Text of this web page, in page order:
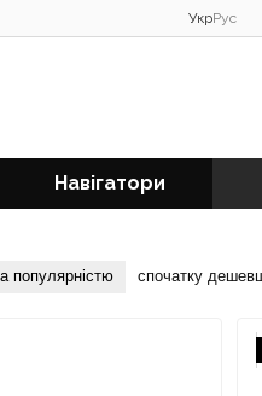
УкрРус
Навігатори
популярністю спочатку